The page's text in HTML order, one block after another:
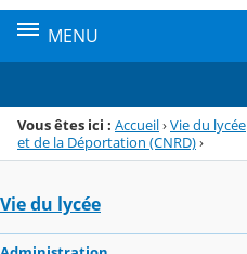
MENU
Vous êtes ici : Accueil›Vie du lycée
et de la Déportation (CNRD)›
Vie du lycée